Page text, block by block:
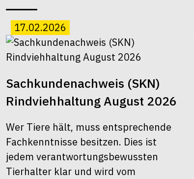
17.02.2026
Sachkundenachweis (SKN)
Rindviehhaltung August 2026
Wer Tiere hält, muss entsprechende
Fachkenntnisse besitzen. Dies ist
jedem verantwortungsbewussten
Tierhalter klar und wird vom